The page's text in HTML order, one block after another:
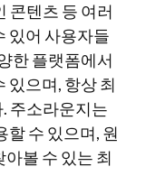
콘텐츠 등 여러
있어 사용자들
한 플랫폼에서
있으며, 항상 최
주소라운지는
할 수 있으며, 원
볼 수 있는 최